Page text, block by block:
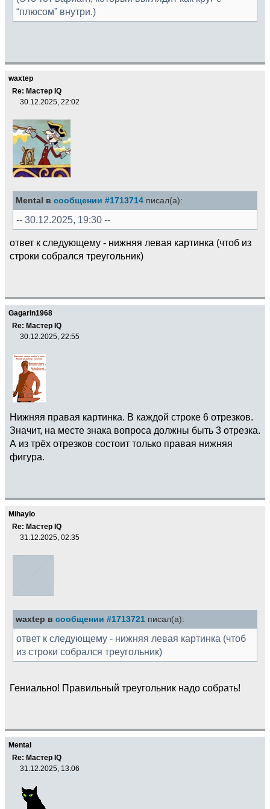
“плюсом” внутри.)
waxtep
Re: Мастер IQ
30.12.2025, 22:02
Mental в сообщении #1713714 писал(а):
-- 30.12.2025, 19:30 --
ответ к следующему - нижняя левая картинка (чтоб из
строки собрался треугольник)
Gagarin1968
Re: Мастер IQ
30.12.2025, 22:55
Нижняя правая картинка. В каждой строке 6 отрезков.
Значит, на месте знака вопроса должны быть 3 отрезка.
А из трёх отрезков состоит только правая нижняя
фигура.
Mihaylo
Re: Мастер IQ
31.12.2025, 02:35
waxtep в сообщении #1713721 писал(а):
ответ к следующему - нижняя левая картинка (чтоб
из строки собрался треугольник)
Гениально! Правильный треугольник надо собрать!
Mental
Re: Мастер IQ
31.12.2025, 13:06